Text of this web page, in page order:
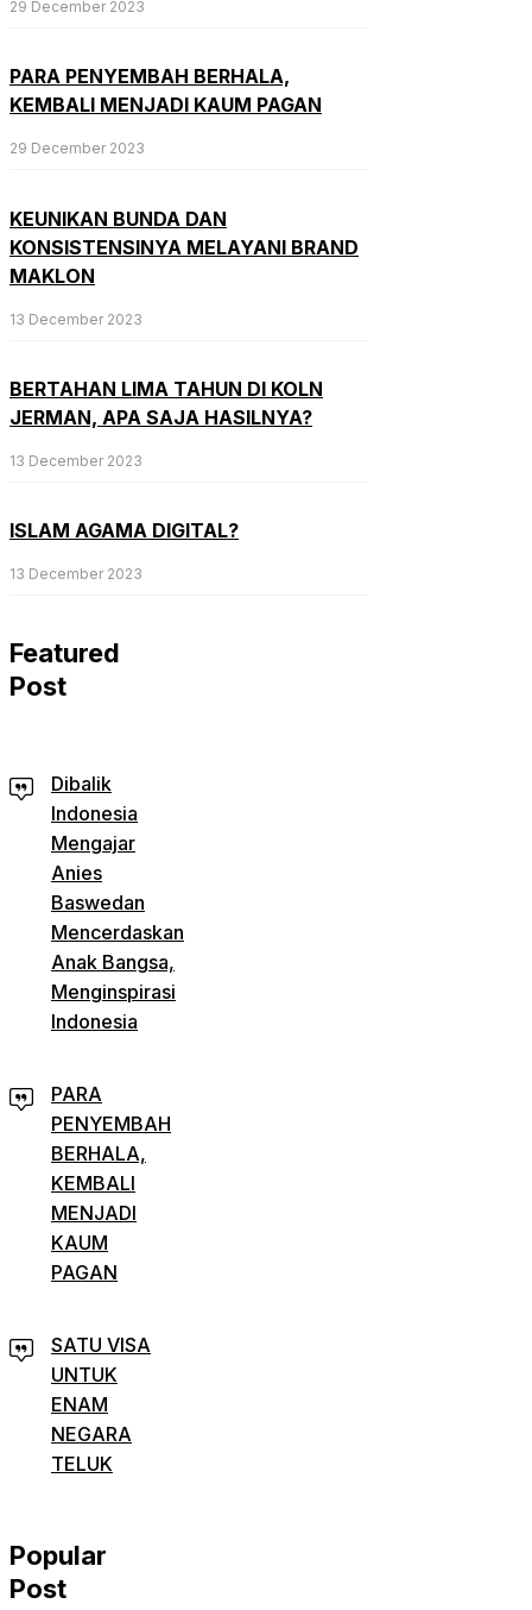
29 December 2023
PARA PENYEMBAH BERHALA,
KEMBALI MENJADI KAUM PAGAN
29 December 2023
KEUNIKAN BUNDA DAN
KONSISTENSINYA MELAYANI BRAND
MAKLON
13 December 2023
BERTAHAN LIMA TAHUN DI KOLN
JERMAN, APA SAJA HASILNYA?
13 December 2023
ISLAM AGAMA DIGITAL?
13 December 2023
Featured
Post
Dibalik
Indonesia
Mengajar
Anies
Baswedan
Mencerdaskan
Anak Bangsa,
Menginspirasi
Indonesia
PARA
PENYEMBAH
BERHALA,
KEMBALI
MENJADI
KAUM
PAGAN
SATU VISA
UNTUK
ENAM
NEGARA
TELUK
Popular
Post